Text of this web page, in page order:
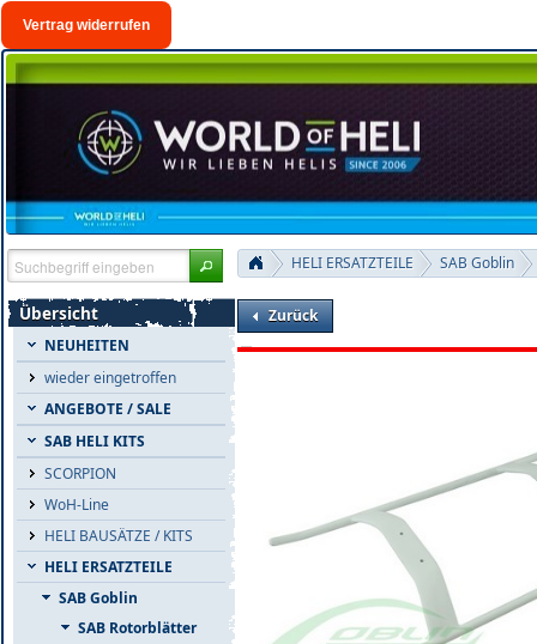
Vertrag widerrufen
Übersicht
NEUHEITEN
wieder eingetroffen
ANGEBOTE / SALE
SAB HELI KITS
SCORPION
WoH-Line
HELI BAUSÄTZE / KITS
HELI ERSATZTEILE
SAB Goblin
SAB Rotorblätter
HELI ERSATZTEILE SAB Goblin
Zurück